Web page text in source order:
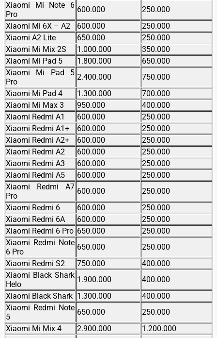
Xiaomi Mi Note 6
Pro
600.000
250.000
Xiaomi Mi 6X – A2
600.000
250.000
Xiaomi A2 Lite
650.000
250.000
Xiaomi Mi Mix 2S
1.000.000
350.000
Xiaomi Mi Pad 5
1.800.000
650.000
Xiaomi Mi Pad 5
Pro
2.400.000
750.000
Xiaomi Mi Pad 4
1.300.000
700.000
Xiaomi Mi Max 3
950.000
400.000
Xiaomi Redmi A1
600.000
250.000
Xiaomi Redmi A1+
600.000
250.000
Xiaomi Redmi A2+
600.000
250.000
Xiaomi Redmi A2
600.000
250.000
Xiaomi Redmi A3
600.000
250.000
Xiaomi Redmi A5
600.000
250.000
Xiaomi Redmi A7
Pro
600.000
250.000
Xiaomi Redmi 6
600.000
250.000
Xiaomi Redmi 6A
600.000
250.000
Xiaomi Redmi 6 Pro 650.000
250.000
Xiaomi Redmi Note
6 Pro
650.000
250.000
Xiaomi Redmi S2
750.000
400.000
Xiaomi Black Shark
Helo
1.900.000
400.000
Xiaomi Black Shark 1.300.000
400.000
Xiaomi Redmi Note
5
650.000
250.000
Xiaomi Mi Mix 4
2.900.000 1.200.000